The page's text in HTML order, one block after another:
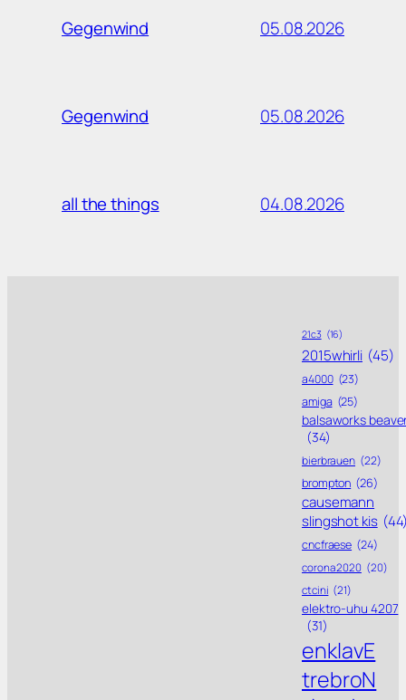
Gegenwind 05.08.2026
Gegenwind 05.08.2026
all the things 04.08.2026
21c3 (16)
2015whirli (45)
a4000 (23)
amiga (25)
balsaworks
(34)
bierbrauen (22)
brompton (26)
causemann
slingshot kis
cncfraese (24)
corona 2020 (20)
ctcini (21)
elektro-uhu 4207
(31)
enklavE
trebroN